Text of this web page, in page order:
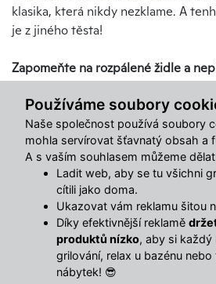
Používáme soubory
Naše společnost používá soubory
mohla servírovat šťavnatý obsah a
A s vaším souhlasem můžeme
Ladit web, aby se tu všichni
cítili jako doma.
Ukazovat vám reklamu šitou
Díky efektivnější reklamě
produktů nízko, aby si
grilování, relax u bazénu
nábytek! 😎
klasika, která nikdy nezklame. A
je z jiného těsta!
Zapomeňte na rozpálené židle a
nábytek má šedo-stříbrný kabát,
sluncem lépe než opalovací krém.
A konstrukce? Ta je ocelová, pevná
není ti žádná těžká váha.A když
naskládáte na sebe, stůl rozložíte a
Křesla jsou potažená speciální
opatřen deskou z matného
neuvidíte otisky prstů ani po té